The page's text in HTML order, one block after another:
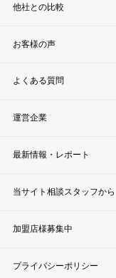
他社との比較
お客様の声
よくある質問
運営企業
最新情報・レポート
当サイト相談スタッフから
加盟店様募集中
プライバシーポリシー